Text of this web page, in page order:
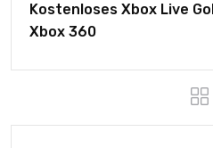
Kostenloses Xbox Live
Xbox 360